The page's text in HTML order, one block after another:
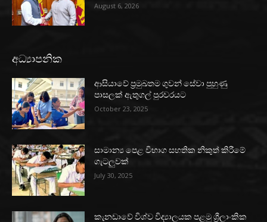
August 6, 2026
අධ්‍යාපනික
ආසියාවේ ප්‍රමුඛතම ගුවන් සේවා පුහුණු
පාසලක් ඇතුගල් පුරවරයට
October 23, 2025
සාමාන්‍ය පෙළ විභාග සහතික නිකුත් කිරීමේ
ගැටලුවක්
July 30, 2025
කැනඩාවේ විශ්ව විද්‍යාලයක පළමු ශ්‍රීලාංකික